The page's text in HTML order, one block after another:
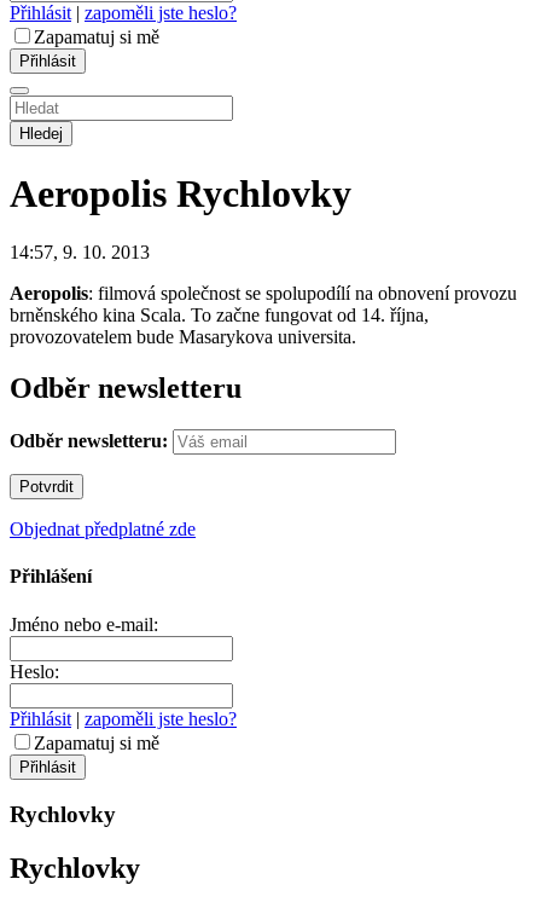
Přihlásit | zapoměli jste heslo?
Zapamatuj si mě
Hledej
Aeropolis Rychlovky
14:57, 9. 10. 2013
Aeropolis: filmová společnost se spolupodílí na obnovení provozu
brněnského kina Scala. To začne fungovat od 14. října,
provozovatelem bude Masarykova universita.
Odběr newsletteru
Odběr newsletteru:
Objednat předplatné zde
Přihlášení
Jméno nebo e-mail:
Heslo:
Přihlásit | zapoměli jste heslo?
Zapamatuj si mě
Rychlovky
Rychlovky